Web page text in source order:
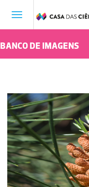
Toggle
BANCO DE IMAGENS